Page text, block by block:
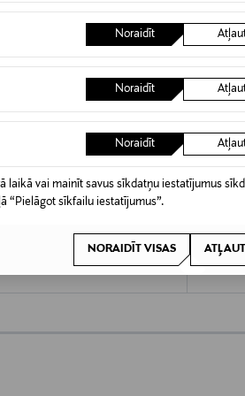
Noraidīt
Noraidīt
Noraidīt
laikā vai mainīt savus sīkdatņu iestatījumus
“Pielāgot sīkfailu iestatījumus”.
NORAIDĪT VISAS
PRIEKŠROCĪBA
SC L ergonomisks spilvens
Original
51,90 €